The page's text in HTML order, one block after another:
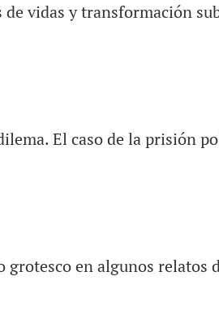
de vidas y transformación
El caso de la prisión
en algunos relatos